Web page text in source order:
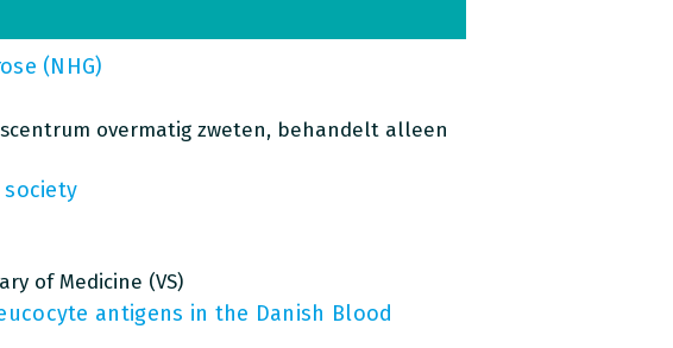
(NHG)
overmatig zweten, behandelt alleen
of Medicine (VS)
antigens in the Danish Blood